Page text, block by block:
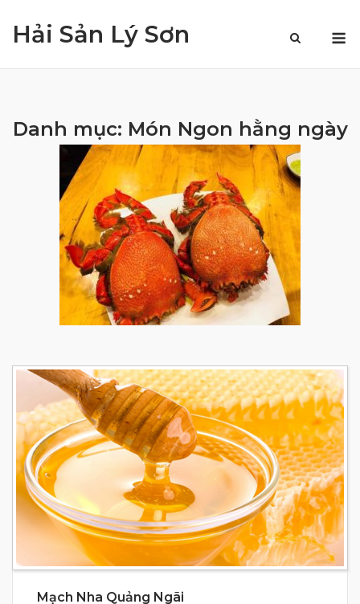
Hải Sản Lý Sơn
Danh mục: Món Ngon hằng ngày
Mạch Nha Quảng Ngãi